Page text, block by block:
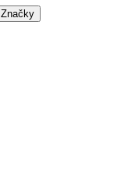
Značky